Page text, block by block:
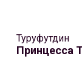
Туруфутдин
Принцесса